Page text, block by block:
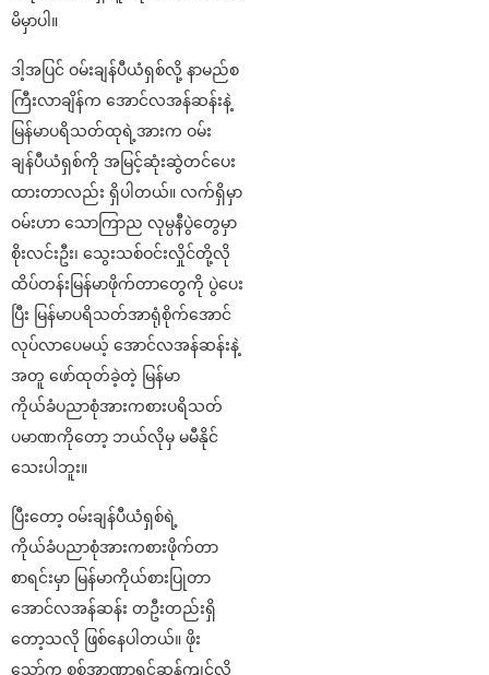
မိမှာပါ။
ဒါ့အပြင် ဝမ်းချန်ပီယံရှစ်လို့ နာမည်စ
ကြီးလာချိန်က အောင်လအန်ဆန်းနဲ့
မြန်မာပရိသတ်ထုရဲ့အားက ဝမ်း
ချန်ပီယံရှစ်ကို အမြင့်ဆုံးဆွဲတင်ပေး
ထားတာလည်း ရှိပါတယ်။ လက်ရှိမှာ
ဝမ်းဟာ သောကြာည လုမ္ပနီပွဲတွေမှာ
စိုးလင်းဦး၊ သွေးသစ်ဝင်းလှိုင်တို့လို
ထိပ်တန်းမြန်မာဖိုက်တာတွေကို ပွဲပေး
ပြီး မြန်မာပရိသတ်အာရုံစိုက်အောင်
လုပ်လာပေမယ့် အောင်လအန်ဆန်းနဲ့
အတူ ဖော်ထုတ်ခဲ့တဲ့ မြန်မာ
ကိုယ်ခံပညာစုံအားကစားပရိသတ်
ပမာဏကိုတော့ ဘယ်လိုမှ မမီနိုင်
သေးပါဘူး။
ပြီးတော့ ဝမ်းချန်ပီယံရှစ်ရဲ့
ကိုယ်ခံပညာစုံအားကစားဖိုက်တာ
စာရင်းမှာ မြန်မာကိုယ်စားပြုတာ
အောင်လအန်ဆန်း တဦးတည်းရှိ
တော့သလို ဖြစ်နေပါတယ်။ ဖိုး
သော်က စစ်အာဏာရှင်ဆန့်ကျင်လို့